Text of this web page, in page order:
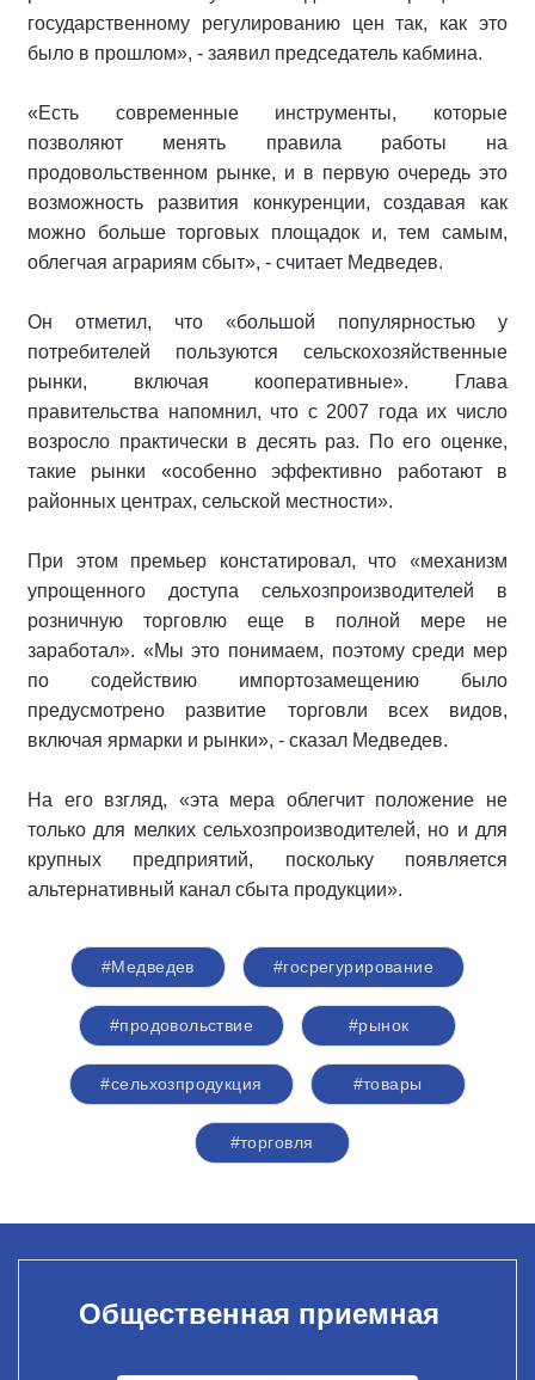
государственному регулированию цен так, как это
было в прошлом», - заявил председатель кабмина.
«Есть современные инструменты, которые
позволяют менять правила работы на
продовольственном рынке, и в первую очередь это
возможность развития конкуренции, создавая как
можно больше торговых площадок и, тем самым,
облегчая аграриям сбыт», - считает Медведев.
Он отметил, что «большой популярностью у
потребителей пользуются сельскохозяйственные
рынки, включая кооперативные». Глава
правительства напомнил, что с 2007 года их число
возросло практически в десять раз. По его оценке,
такие рынки «особенно эффективно работают в
районных центрах, сельской местности».
При этом премьер констатировал, что «механизм
упрощенного доступа сельхозпроизводителей в
розничную торговлю еще в полной мере не
заработал». «Мы это понимаем, поэтому среди мер
по содействию импортозамещению было
предусмотрено развитие торговли всех видов,
включая ярмарки и рынки», - сказал Медведев.
На его взгляд, «эта мера облегчит положение не
только для мелких сельхозпроизводителей, но и для
крупных предприятий, поскольку появляется
альтернативный канал сбыта продукции».
#Медведев #госрегурирование
#продовольствие #рынок
#сельхозпродукция #товары
#торговля
Общественная приемная